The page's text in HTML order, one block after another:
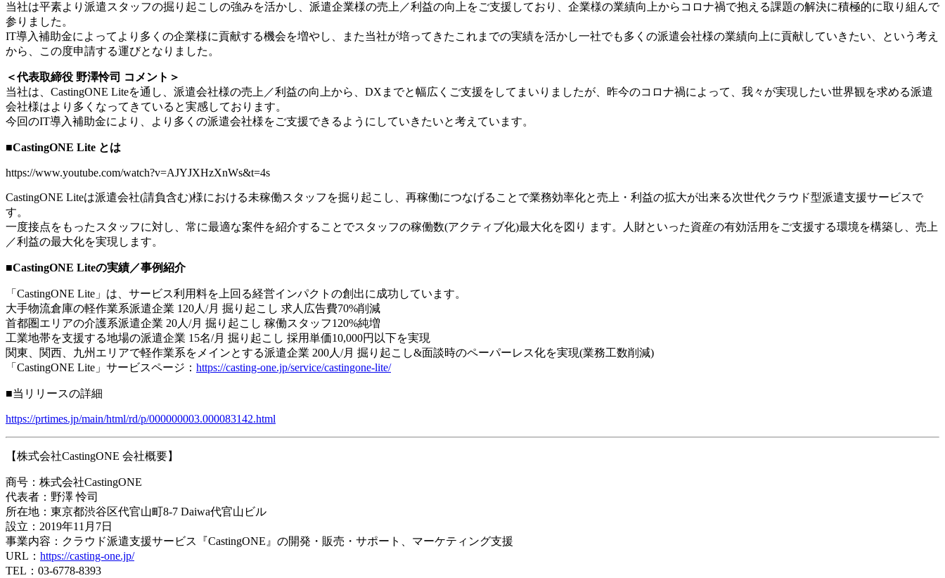
当社は平素より派遣スタッフの掘り起こしの強みを活かし、派遣企業様の売上／利益の向上をご支援しており、企業様の業績向上からコロナ禍で抱える課題の解決に積極的に取り組んで
参りました。
IT導入補助金によってより多くの企業様に貢献する機会を増やし、また当社が培ってきたこれまでの実績を活かし一社でも多くの派遣会社様の業績向上に貢献していきたい、という考え
から、この度申請する運びとなりました。
＜代表取締役 野澤怜司 コメント＞
当社は、CastingONE Liteを通し、派遣会社様の売上／利益の向上から、DXまでと幅広くご支援をしてまいりましたが、昨今のコロナ禍によって、我々が実現したい世界観を求める派遣
会社様はより多くなってきていると実感しております。
今回のIT導入補助金により、より多くの派遣会社様をご支援できるようにしていきたいと考えています。
■CastingONE Lite とは
https://www.youtube.com/watch?v=AJYJXHzXnWs&t=4s
CastingONE Liteは派遣会社(請負含む)様における未稼働スタッフを掘り起こし、再稼働につなげることで業務効率化と売上・利益の拡大が出来る次世代クラウド型派遣支援サービスで
す。
一度接点をもったスタッフに対し、常に最適な案件を紹介することでスタッフの稼働数(アクティブ化)最大化を図り ます。人財といった資産の有効活用をご支援する環境を構築し、売上
／利益の最大化を実現します。
■CastingONE Liteの実績／事例紹介
「CastingONE Lite」は、サービス利用料を上回る経営インパクトの創出に成功しています。
大手物流倉庫の軽作業系派遣企業 120人/月 掘り起こし 求人広告費70%削減
首都圏エリアの介護系派遣企業 20人/月 掘り起こし 稼働スタッフ120%純増
工業地帯を支援する地場の派遣企業 15名/月 掘り起こし 採用単価10,000円以下を実現
関東、関西、九州エリアで軽作業系をメインとする派遣企業 200人/月 掘り起こし&面談時のペーパーレス化を実現(業務工数削減)
「CastingONE Lite」サービスページ： https://casting-one.jp/service/castingone-lite/
■当リリースの詳細
https://prtimes.jp/main/html/rd/p/000000003.000083142.html
【株式会社CastingONE 会社概要】
商号：株式会社CastingONE
代表者：野澤 怜司
所在地：東京都渋谷区代官山町8-7 Daiwa代官山ビル
設立：2019年11月7日
事業内容：クラウド派遣支援サービス『CastingONE』の開発・販売・サポート、マーケティング支援
URL： https://casting-one.jp/
TEL：03-6778-8393